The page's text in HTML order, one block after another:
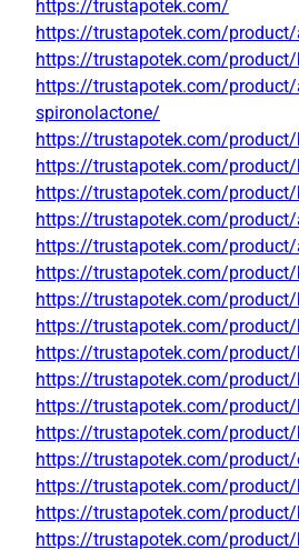
https://trustapotek.com/
https://trustapotek.com/
https://trustapotek.com/
https://trustapotek.com/product/
spironolactone/
https://trustapotek.com/
https://trustapotek.com/
https://trustapotek.com/
https://trustapotek.com/
https://trustapotek.com/
https://trustapotek.com/
https://trustapotek.com/
https://trustapotek.com/
https://trustapotek.com/
https://trustapotek.com/
https://trustapotek.com/
https://trustapotek.com/
https://trustapotek.com/
https://trustapotek.com/
https://trustapotek.com/
https://trustapotek.com/product/